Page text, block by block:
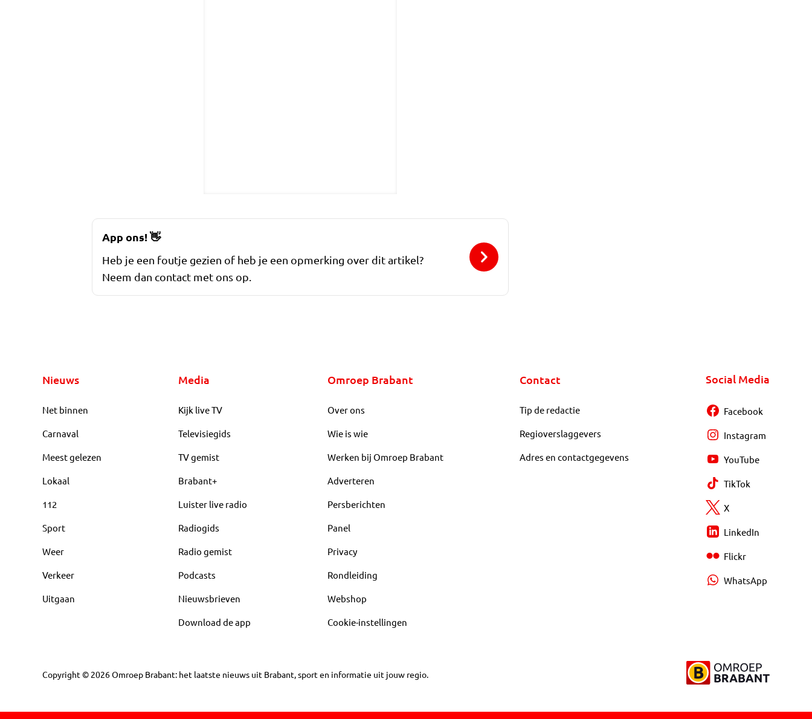
App ons!👋
Heb je een foutje gezien of heb je een opmerking over dit artikel?
Neem dan contact met ons op.
Nieuws
Net binnen
Carnaval
Meest gelezen
Lokaal
112
Sport
Weer
Verkeer
Uitgaan
Media
Kijk live TV
Televisiegids
TV gemist
Brabant+
Luister live radio
Radiogids
Radio gemist
Podcasts
Nieuwsbrieven
Download de app
Omroep Brabant
Over ons
Wie is wie
Werken bij Omroep Brabant
Adverteren
Persberichten
Panel
Privacy
Rondleiding
Webshop
Cookie-instellingen
Contact
Tip de redactie
Regioverslaggevers
Adres en contactgegevens
Social Media
Facebook
Instagram
YouTube
TikTok
X
LinkedIn
Flickr
WhatsApp
Copyright © 2026Omroep Brabant: het laatste nieuws uit Brabant, sport en informatie uit jouw regio.